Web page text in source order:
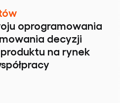
oprogramowania
decyzji
na rynek